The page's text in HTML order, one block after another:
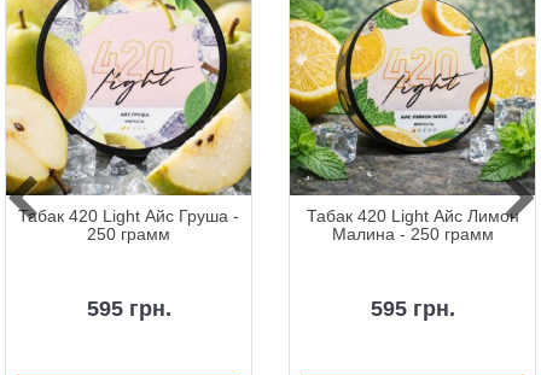
Табак 420 Light Айс Груша -
250 грамм
595 грн.
Табак 420 Light Айс Лимон
Малина - 250 грамм
595 грн.